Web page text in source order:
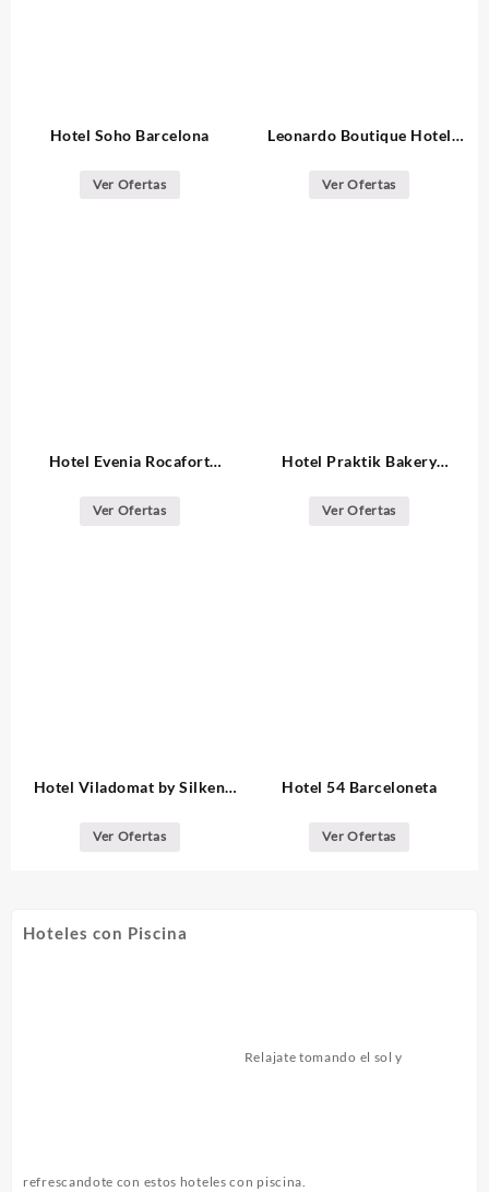
Hotel Soho Barcelona
Ver Ofertas
Leonardo Boutique Hotel
Ver Ofertas
Hotel Evenia Rocafort
Ver Ofertas
Hotel Praktik Bakery
Ver Ofertas
Hotel Viladomat by Silken
Ver Ofertas
Hotel 54 Barceloneta
Ver Ofertas
Hoteles con Piscina
Relajate tomando el sol y
refrescandote con estos hoteles con piscina.